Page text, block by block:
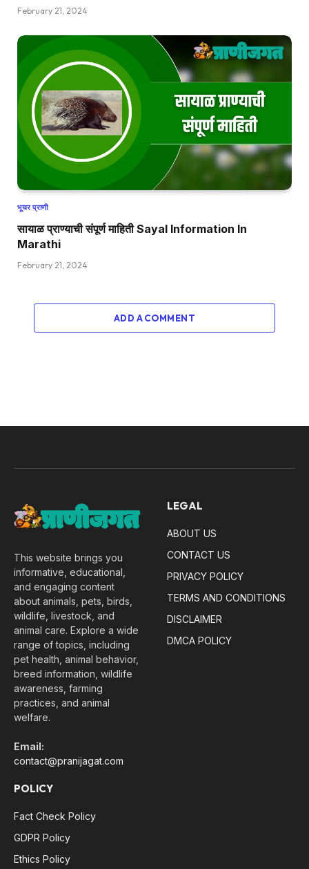
February 21, 2024
भूचर प्राणी
सायाळ प्राण्याची संपूर्ण माहिती Sayal Information In
Marathi
February 21, 2024
ADD A COMMENT
This website brings you
informative, educational,
and engaging content
about animals, pets, birds,
wildlife, livestock, and
animal care. Explore a wide
range of topics, including
pet health, animal behavior,
breed information, wildlife
awareness, farming
practices, and animal
welfare.
Email:
contact@pranijagat.com
LEGAL
ABOUT US
CONTACT US
PRIVACY POLICY
TERMS AND CONDITIONS
DISCLAIMER
DMCA POLICY
POLICY
Fact Check Policy
GDPR Policy
Ethics Policy